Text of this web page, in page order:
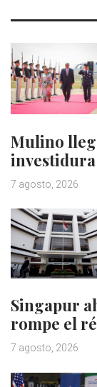
Mulino
7 agosto, 2026
Singapur
rompe el
7 agosto, 2026